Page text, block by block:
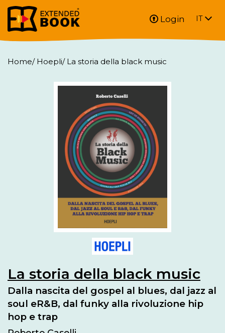
Login IT
Home/ Hoepli/ La storia della black music
La storia della black music
Dalla nascita del gospel al blues, dal jazz al
soul eR&B, dal funky alla rivoluzione hip
hop e trap